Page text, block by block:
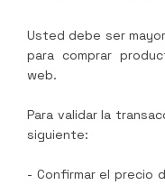
Usted debe ser
para comprar
web.
Para validar la
siguiente:
- Confirmar el precio